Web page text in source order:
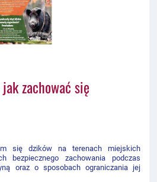
zachować się
się dzików na terenach miejskich
bezpiecznego zachowania podczas
oraz o sposobach ograniczania jej